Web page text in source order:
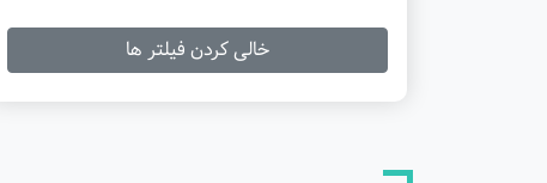
خالی کردن فیلتر ها